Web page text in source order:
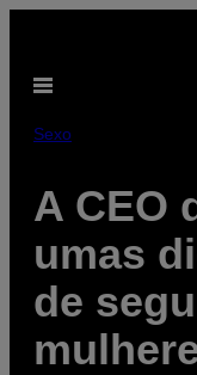
content
Open
Sexo
A CEO
umas
de